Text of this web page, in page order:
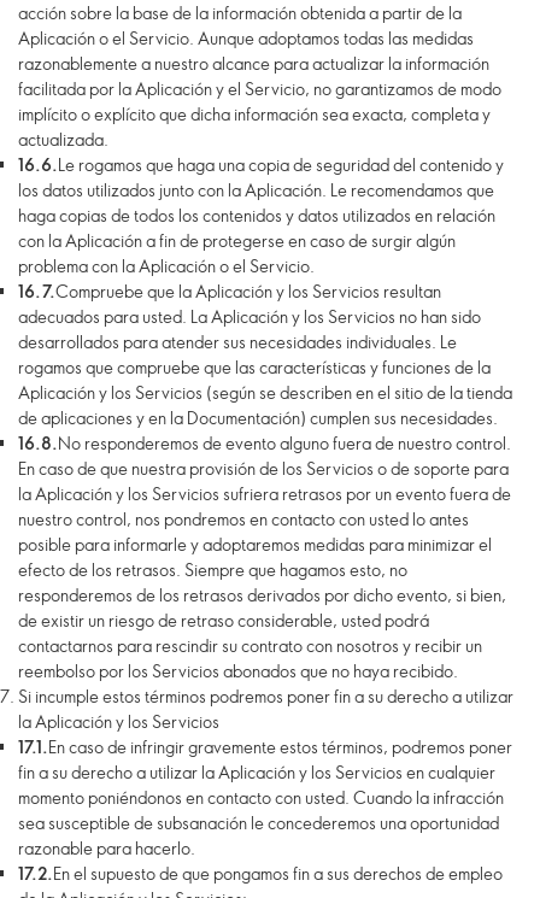
acción sobre la base de la información obtenida a partir de la
Aplicación o el Servicio. Aunque adoptamos todas las medidas
razonablemente a nuestro alcance para actualizar la información
facilitada por la Aplicación y el Servicio, no garantizamos de modo
implícito o explícito que dicha información sea exacta, completa y
actualizada.
16.6.Le rogamos que haga una copia de seguridad del contenido y
los datos utilizados junto con la Aplicación. Le recomendamos que
haga copias de todos los contenidos y datos utilizados en relación
con la Aplicación a fin de protegerse en caso de surgir algún
problema con la Aplicación o el Servicio.
16.7.Compruebe que la Aplicación y los Servicios resultan
adecuados para usted. La Aplicación y los Servicios no han sido
desarrollados para atender sus necesidades individuales. Le
rogamos que compruebe que las características y funciones de la
Aplicación y los Servicios (según se describen en el sitio de la tienda
de aplicaciones y en la Documentación) cumplen sus necesidades.
16.8.No responderemos de evento alguno fuera de nuestro control.
En caso de que nuestra provisión de los Servicios o de soporte para
la Aplicación y los Servicios sufriera retrasos por un evento fuera de
nuestro control, nos pondremos en contacto con usted lo antes
posible para informarle y adoptaremos medidas para minimizar el
efecto de los retrasos. Siempre que hagamos esto, no
responderemos de los retrasos derivados por dicho evento, si bien,
de existir un riesgo de retraso considerable, usted podrá
contactarnos para rescindir su contrato con nosotros y recibir un
reembolso por los Servicios abonados que no haya recibido.
Si incumple estos términos podremos poner fin a su derecho a utilizar
la Aplicación y los Servicios
17.1.En caso de infringir gravemente estos términos, podremos poner
fin a su derecho a utilizar la Aplicación y los Servicios en cualquier
momento poniéndonos en contacto con usted. Cuando la infracción
sea susceptible de subsanación le concederemos una oportunidad
razonable para hacerlo.
17.2.En el supuesto de que pongamos fin a sus derechos de empleo